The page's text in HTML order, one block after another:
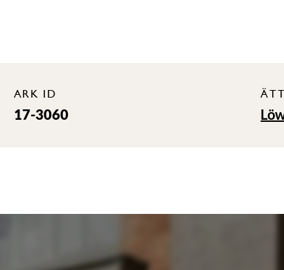
ARK ID
17-3060